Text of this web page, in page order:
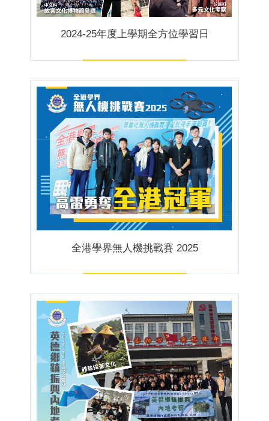
2024-25年度上學期全方位學習日
全港學界無人機挑戰賽 2025